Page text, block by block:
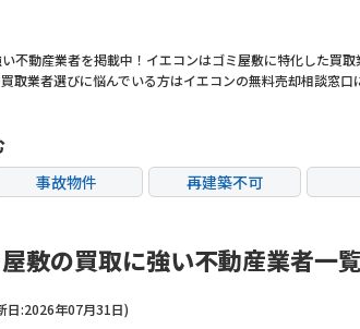
不動産業者を掲載中！イエコンはゴミ屋敷に特化した買
取業者選びに悩んでいる方はイエコンの無料売却相談窓口
事故物件 再建築不可
敷の買取に強い不動産業者一覧
日:2026年07月31日)